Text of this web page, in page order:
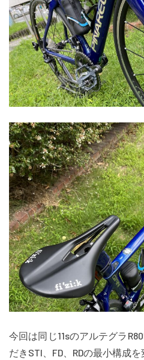
今回は同じ11sのアルテグラ
だきSTI、FD、RDの最小構成を